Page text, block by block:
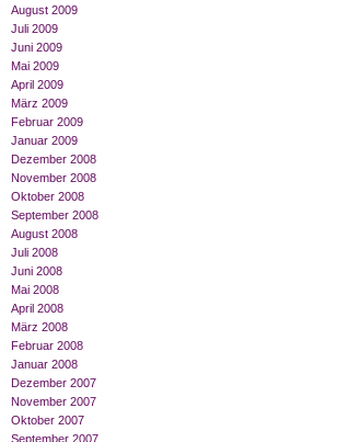
August 2009
Juli 2009
Juni 2009
Mai 2009
April 2009
März 2009
Februar 2009
Januar 2009
Dezember 2008
November 2008
Oktober 2008
September 2008
August 2008
Juli 2008
Juni 2008
Mai 2008
April 2008
März 2008
Februar 2008
Januar 2008
Dezember 2007
November 2007
Oktober 2007
September 2007